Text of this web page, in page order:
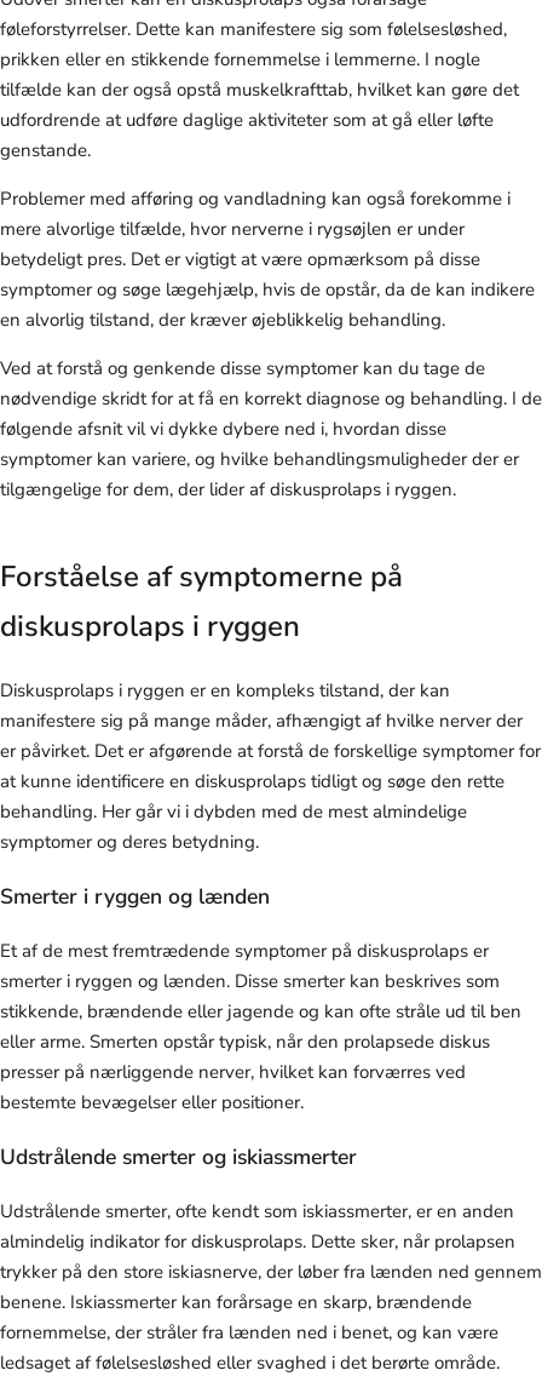
føleforstyrrelser. Dette kan manifestere sig som følelsesløshed,
prikken eller en stikkende fornemmelse i lemmerne. I nogle
tilfælde kan der også opstå muskelkrafttab, hvilket kan gøre det
udfordrende at udføre daglige aktiviteter som at gå eller løfte
genstande.
Problemer med afføring og vandladning kan også forekomme i
mere alvorlige tilfælde, hvor nerverne i rygsøjlen er under
betydeligt pres. Det er vigtigt at være opmærksom på disse
symptomer og søge lægehjælp, hvis de opstår, da de kan indikere
en alvorlig tilstand, der kræver øjeblikkelig behandling.
Ved at forstå og genkende disse symptomer kan du tage de
nødvendige skridt for at få en korrekt diagnose og behandling. I de
følgende afsnit vil vi dykke dybere ned i, hvordan disse
symptomer kan variere, og hvilke behandlingsmuligheder der er
tilgængelige for dem, der lider af diskusprolaps i ryggen.
Forståelse af symptomerne på
diskusprolaps i ryggen
Diskusprolaps i ryggen er en kompleks tilstand, der kan
manifestere sig på mange måder, afhængigt af hvilke nerver der
er påvirket. Det er afgørende at forstå de forskellige symptomer for
at kunne identificere en diskusprolaps tidligt og søge den rette
behandling. Her går vi i dybden med de mest almindelige
symptomer og deres betydning.
Smerter i ryggen og lænden
Et af de mest fremtrædende symptomer på diskusprolaps er
smerter i ryggen og lænden. Disse smerter kan beskrives som
stikkende, brændende eller jagende og kan ofte stråle ud til ben
eller arme. Smerten opstår typisk, når den prolapsede diskus
presser på nærliggende nerver, hvilket kan forværres ved
bestemte bevægelser eller positioner.
Udstrålende smerter og iskiassmerter
Udstrålende smerter, ofte kendt som iskiassmerter, er en anden
almindelig indikator for diskusprolaps. Dette sker, når prolapsen
trykker på den store iskiasnerve, der løber fra lænden ned gennem
benene. Iskiassmerter kan forårsage en skarp, brændende
fornemmelse, der stråler fra lænden ned i benet, og kan være
ledsaget af følelsesløshed eller svaghed i det berørte område.